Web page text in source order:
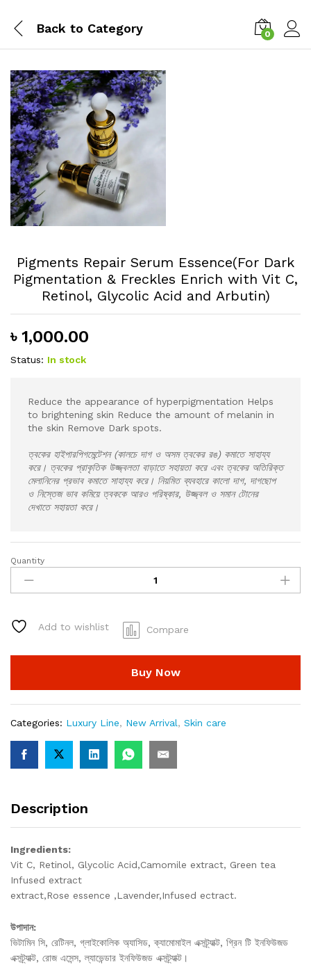
Back to Category 0
Pigments Repair Serum Essence(For Dark
Pigmentation & Freckles Enrich with Vit C,
Retinol, Glycolic Acid and Arbutin)
৳ 1,000.00
Status: In stock
Reduce the appearance of hyperpigmentation Helps
to brightening skin Reduce the amount of melanin in
the skin Remove Dark spots.
ত্বকের হাইপারপিগমেন্টেশন (কালচে দাগ ও অসম ত্বকের রঙ) কমাতে সাহায্য
করে। ত্বকের প্রাকৃতিক উজ্জ্বলতা বাড়াতে সহায়তা করে এবং ত্বকের অতিরিক্ত
মেলানিনের প্রভাব কমাতে সাহায্য করে। নিয়মিত ব্যবহারে কালো দাগ, দাগছোপ
ও নিস্তেজ ভাব কমিয়ে ত্বককে আরও পরিষ্কার, উজ্জ্বল ও সমান টোনের
দেখাতে সহায়তা করে।
Pigments
Repair
Serum
Dark
&
Retinol,
Glycolic
Quantity
Add to wishlist Compare
Buy Now
Categories: Luxury Line, New Arrival, Skin care
Description
Ingredients:
Vit C, Retinol, Glycolic Acid,Camomile extract, Green tea
Infused extract
extract,Rose essence ,Lavender,Infused ectract.
উপাদান:
ভিটামিন সি, রেটিনল, গ্লাইকোলিক অ্যাসিড, ক্যামোমাইল এক্সট্র্যাক্ট, গ্রিন টি ইনফিউজড
এক্সট্র্যাক্ট, রোজ এসেন্স, ল্যাভেন্ডার ইনফিউজড এক্সট্র্যাক্ট।